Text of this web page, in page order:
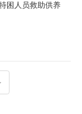
困人员救助供养